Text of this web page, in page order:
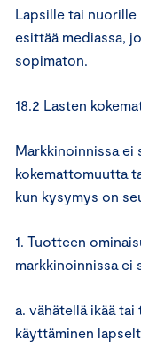
Lapsille tai
esittää mediassa,
sopimaton.
18.2 Lasten
Markkinoinnissa ei
kokemattomuutta
kun kysymys on
1. Tuotteen
markkinoinnissa ei
a. vähätellä ikää
käyttäminen